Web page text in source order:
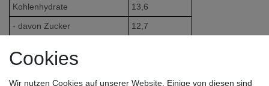
Kohlenhydrate
13,6
- davon Zucker
12,7
Eiweiß
Salz
0
Cookies
Wir nutzen Cookies auf unserer Website. Einige von diesen sind